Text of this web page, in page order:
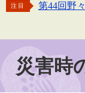
注目
第44回野
災害時